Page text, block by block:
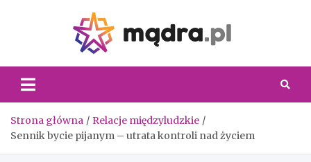
Strona główna
Relacje międzyludzkie
Sennik bycie pijanym – utrata kontroli nad życiem